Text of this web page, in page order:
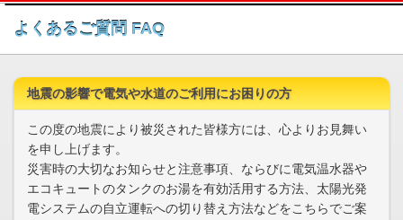
このページの本文へ
よくあるご質問 FAQ
地震の影響で電気や水道のご利用にお困りの方
この度の地震により被災された皆様方には、心よりお見舞い
を申し上げます。
災害時の大切なお知らせと注意事項、ならびに電気温水器や
エコキュートのタンクのお湯を有効活用する方法、太陽光発
電システムの自立運転への切り替え方法などをこちらでご案